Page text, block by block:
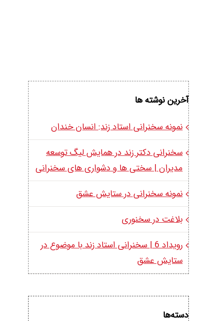
آخرین نوشته ها
نمونه سخنرانی استاد زند: انسان خندان
سخنرانی دکتر زند در همایش لیگ توسعه
مدیران | سختی ها و دشواری های سخنرانی
نمونه سخنرانی در ستایش عشق
بلاغت در سخنوری
رویداد 6 | سخنرانی استاد زند با موضوع در
ستایش عشق